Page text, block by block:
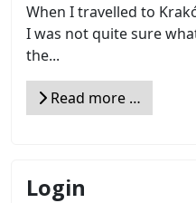
When I travelled to
I was not quite sure
the...
Read more …
Login